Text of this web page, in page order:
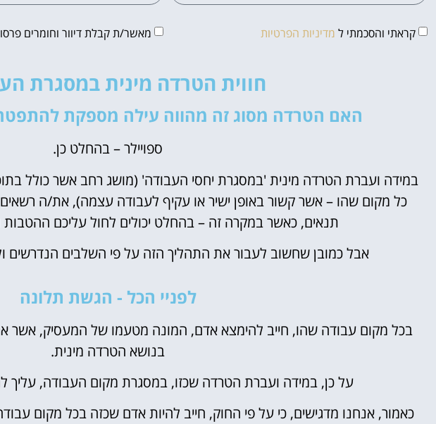
קראתי והסכמתי ל מדיניות הפרטיות מאשר/ת קבלת דיוור וחומרים
חווית הטרדה מינית במסגרת
האם הטרדה מסוג זה מהווה עילה מספקת
ספויילר – בהחלט כן.
במידה ועברת הטרדה מינית 'במסגרת יחסי העבודה' (מושג רחב אשר כולל
כל מקום שהו – אשר קשור באופן ישיר או עקיף לעבודה עצמה), את/ה
תנאים, כאשר במקרה זה – בהחלט יכולים לחול עליכם ההטבות
אבל כמובן שחשוב לעבור את התהליך הזה על פי השלבים הנדרשים
לפניי הכל - הגשת תלונה
בכל מקום עבודה שהו, חייב להימצא אדם, המונה מטעמו של המעסיק, אשר
בנושא הטרדה מינית.
על כן, במידה ועברת הטרדה שכזו, במסגרת מקום העבודה, עליך
כאמור, אנחנו מדגישים, כי על פי החוק, חייב להיות אדם שכזה בכל מקום